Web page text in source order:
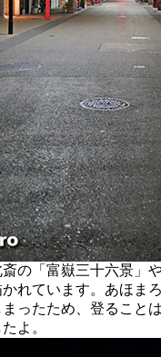
の「富嶽三十六景」
れています。あほま
ったため、登ること
よ。